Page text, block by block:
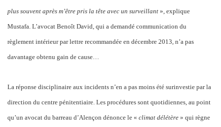
plus souvent après m’être pris la tête avec un surveillant », explique
Mustafa. L’avocat Benoît David, qui a demandé communication du
règlement intérieur par lettre recommandée en décembre 2013, n’a pas
davantage obtenu gain de cause…
La réponse disciplinaire aux incidents n’en a pas moins été surinvestie par la
direction du centre pénitentiaire. Les procédures sont quotidiennes, au point
qu’un avocat du barreau d’Alençon dénonce le « climat délétère » qui règne